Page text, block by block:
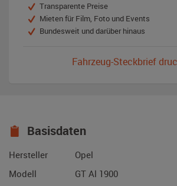
Transparente Preise
Mieten für Film, Foto und Events
Bundesweit und darüber hinaus
Fahrzeug-Steckbrief
Basisdaten
Hersteller
Opel
Modell
GT Al 1900